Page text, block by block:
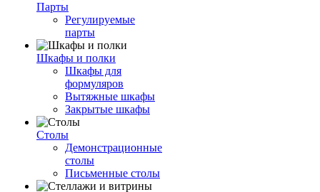
Парты
Регулируемые
парты
Шкафы и полки
Шкафы для
формуляров
Вытяжные шкафы
Закрытые шкафы
Столы
Демонстрационные
столы
Письменные столы